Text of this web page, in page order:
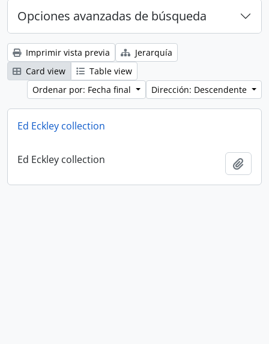
Opciones avanzadas de búsqueda
Imprimir vista previa
Jerarquía
Card view
Table view
Ordenar por: Fecha final
Dirección: Descendente
Ed Eckley collection
Ed Eckley collection